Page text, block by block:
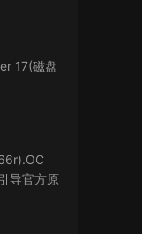
17(磁盘
导官方原